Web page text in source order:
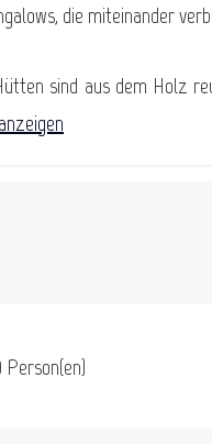
die miteinander
sind aus dem Holz
Person(en)